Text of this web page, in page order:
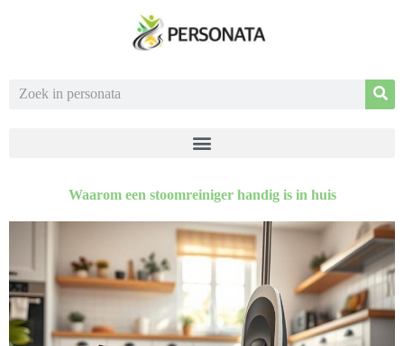
Waarom een stoomreiniger handig is in huis